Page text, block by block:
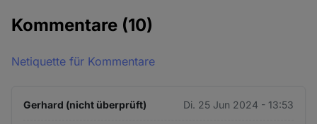
Kommentare (10)
Netiquette für Kommentare
Gerhard (nicht überprüft) Di. 25 Jun 2024 - 13:53